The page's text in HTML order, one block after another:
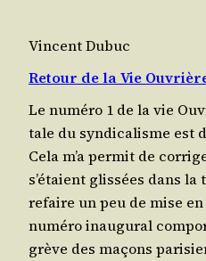
Vincent Dubuc
Retour de la Vie
Le numé­ro 1 de la vie
tale du syn­di­ca­lisme est
Cela m’a per­mit de
s’é­taient glis­sées dans
refaire un peu de mise
numé­ro inau­gu­ral
grève des maçons